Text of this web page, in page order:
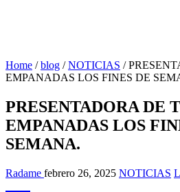
Home / blog / NOTICIAS /
EMPANADAS LOS FINES DE
PRESENTADORA DE
EMPANADAS LOS
SEMANA.
Radame febrero 26, 2025 NOTICIAS